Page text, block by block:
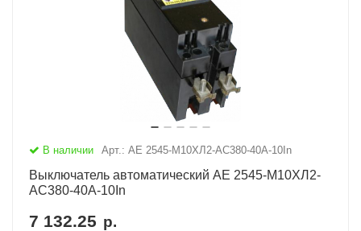
В наличии Арт.: АЕ 2545-М10ХЛ2-AC380-40А-10In
Выключатель автоматический АЕ 2545-М10ХЛ2-
AC380-40А-10In
7 132.25 р.